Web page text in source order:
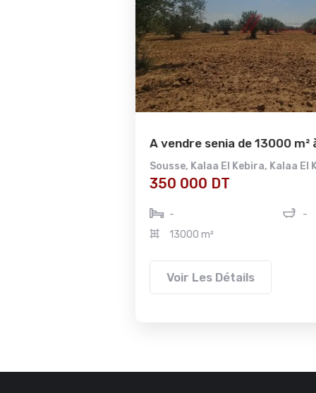
A vendre senia de 13000 m² à...
Kalaa El Kebira